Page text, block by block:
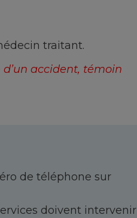
traitant.
accident, témoin
de téléphone sur
doivent intervenir